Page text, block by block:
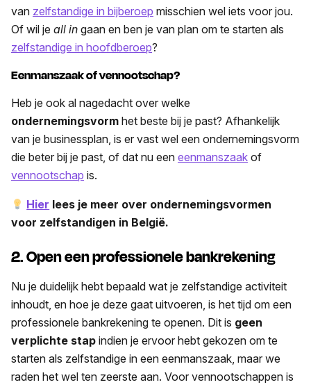
van zelfstandige in bijberoep misschien wel iets voor jou.
Of wil je all in gaan en ben je van plan om te starten als
zelfstandige in hoofdberoep?
Eenmanszaak of vennootschap?
Heb je ook al nagedacht over welke
ondernemingsvorm het beste bij je past? Afhankelijk
van je businessplan, is er vast wel een ondernemingsvorm
die beter bij je past, of dat nu een eenmanszaak of
vennootschap is.
Hier lees je meer over ondernemingsvormen
voor zelfstandigen in België.
2. Open een professionele bankrekening
Nu je duidelijk hebt bepaald wat je zelfstandige activiteit
inhoudt, en hoe je deze gaat uitvoeren, is het tijd om een
professionele bankrekening te openen. Dit is geen
verplichte stap indien je ervoor hebt gekozen om te
starten als zelfstandige in een eenmanszaak, maar we
raden het wel ten zeerste aan. Voor vennootschappen is